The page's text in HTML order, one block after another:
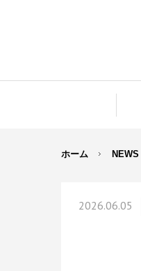
ホーム NEWS
2026.06.05